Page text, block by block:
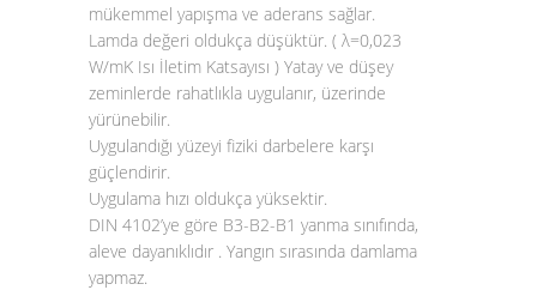
mükemmel yapışma ve aderans sağlar.
Lamda değeri oldukça düşüktür. ( λ=0,023
W/mK Isı İletim Katsayısı ) Yatay ve düşey
zeminlerde rahatlıkla uygulanır, üzerinde
yürünebilir.
Uygulandığı yüzeyi fiziki darbelere karşı
güçlendirir.
Uygulama hızı oldukça yüksektir.
DIN 4102’ye göre B3-B2-B1 yanma sınıfında,
aleve dayanıklıdır . Yangın sırasında damlama
yapmaz.